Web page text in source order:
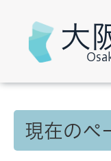
大
現在のペ